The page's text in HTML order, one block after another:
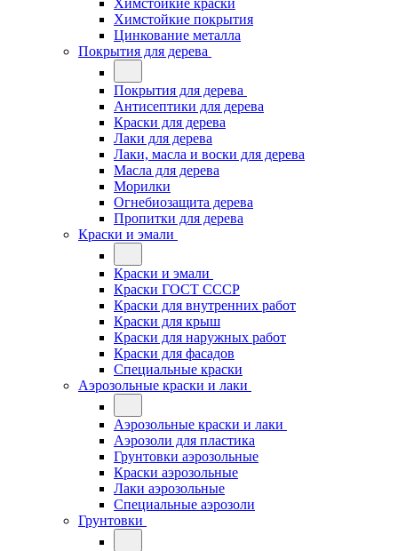
Химстойкие краски
Химстойкие покрытия
Цинкование металла
Покрытия для дерева
Покрытия для дерева
Антисептики для дерева
Краски для дерева
Лаки для дерева
Лаки, масла и воски для дерева
Масла для дерева
Морилки
Огнебиозащита дерева
Пропитки для дерева
Краски и эмали
Краски и эмали
Краски ГОСТ СССР
Краски для внутренних работ
Краски для крыш
Краски для наружных работ
Краски для фасадов
Специальные краски
Аэрозольные краски и лаки
Аэрозольные краски и лаки
Аэрозоли для пластика
Грунтовки аэрозольные
Краски аэрозольные
Лаки аэрозольные
Специальные аэрозоли
Грунтовки